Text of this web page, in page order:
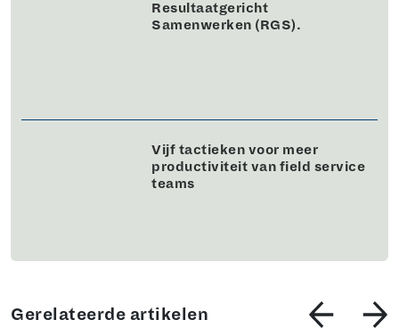
Resultaatgericht
Samenwerken (RGS).
Vijf tactieken voor meer
productiviteit van field service
teams
Gerelateerde artikelen